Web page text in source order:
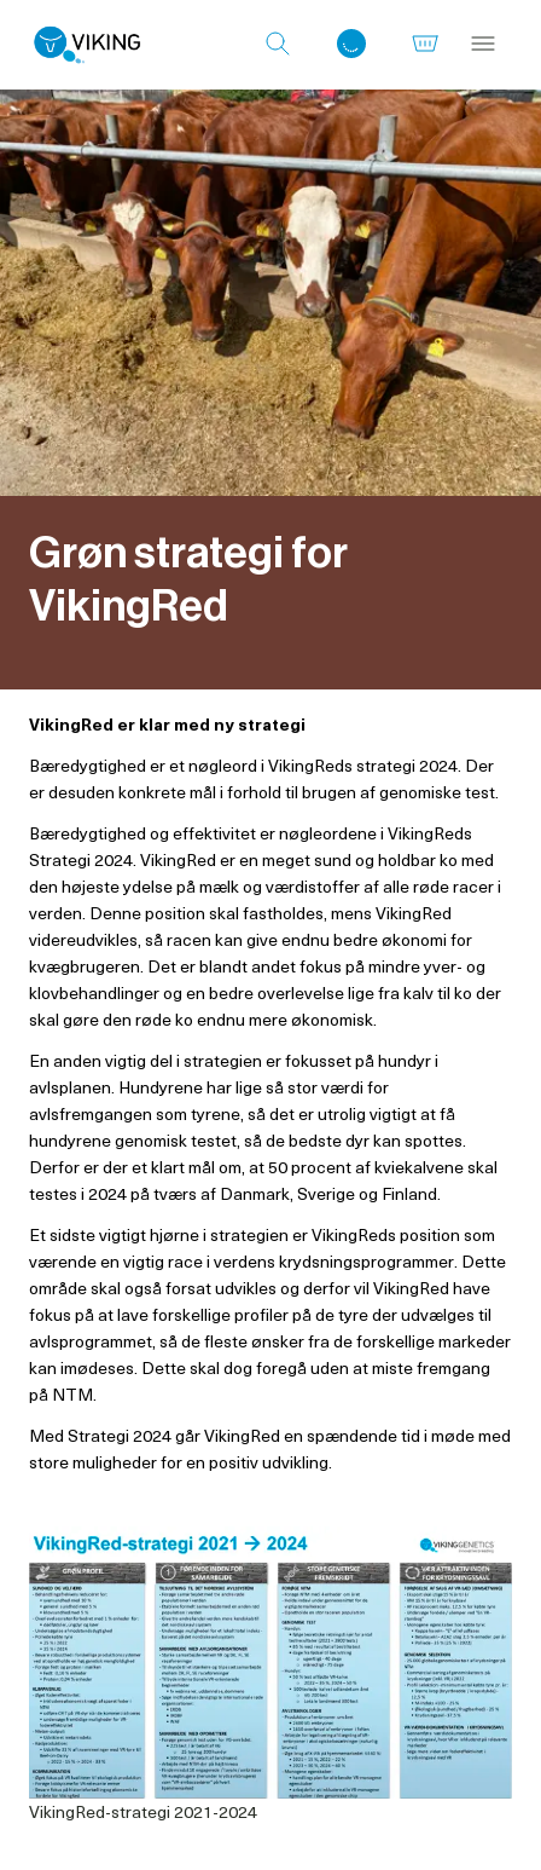
Log ind med det samme
Grøn strategi for
VikingRed
VikingRed er klar med ny strategi
Bæredygtighed er et nøgleord i VikingReds strategi 2024. Der
er desuden konkrete mål i forhold til brugen af genomiske test.
Bæredygtighed og effektivitet er nøgleordene i VikingReds
Strategi 2024. VikingRed er en meget sund og holdbar ko med
den højeste ydelse på mælk og værdistoffer af alle røde racer i
verden. Denne position skal fastholdes, mens VikingRed
videreudvikles, så racen kan give endnu bedre økonomi for
kvægbrugeren. Det er blandt andet fokus på mindre yver- og
klovbehandlinger og en bedre overlevelse lige fra kalv til ko der
skal gøre den røde ko endnu mere økonomisk.
En anden vigtig del i strategien er fokusset på hundyr i
avlsplanen. Hundyrene har lige så stor værdi for
avlsfremgangen som tyrene, så det er utrolig vigtigt at få
hundyrene genomisk testet, så de bedste dyr kan spottes.
Derfor er der et klart mål om, at 50 procent af kviekalvene skal
testes i 2024 på tværs af Danmark, Sverige og Finland.
Et sidste vigtigt hjørne i strategien er VikingReds position som
værende en vigtig race i verdens krydsningsprogrammer. Dette
område skal også forsat udvikles og derfor vil VikingRed have
fokus på at lave forskellige profiler på de tyre der udvælges til
avlsprogrammet, så de fleste ønsker fra de forskellige markeder
kan imødeses. Dette skal dog foregå uden at miste fremgang
på NTM.
Med Strategi 2024 går VikingRed en spændende tid i møde med
store muligheder for en positiv udvikling.
VikingRed-strategi 2021-2024